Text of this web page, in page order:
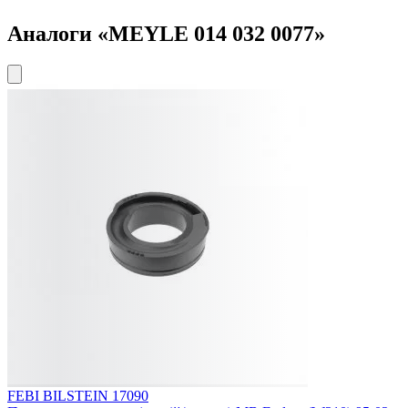
Аналоги «MEYLE 014 032 0077»
FEBI BILSTEIN 17090